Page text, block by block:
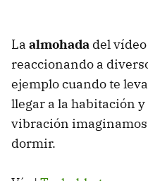
La almohada del
reaccionando a
ejemplo cuando te
llegar a la habitación y
vibración
dormir.